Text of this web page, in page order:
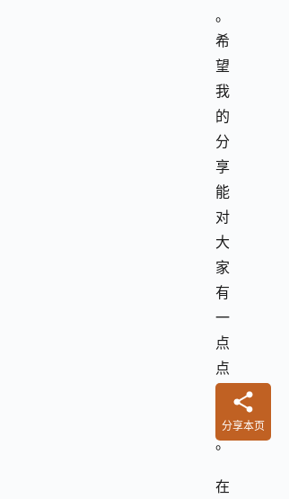
。
希
望
我
的
分
享
能
对
大
家
有
一
点
点
助
。
在
分享本页